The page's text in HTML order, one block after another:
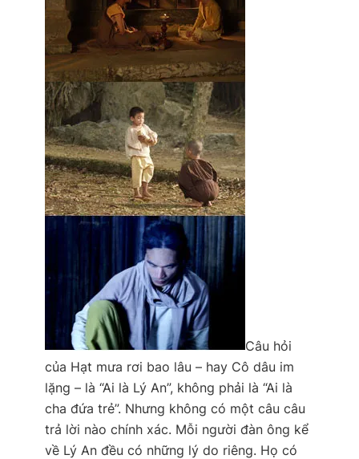
Câu hỏi
của Hạt mưa rơi bao lâu – hay Cô dâu im
lặng – là “Ai là Lý An”, không phải là “Ai là
cha đứa trẻ”. Nhưng không có một câu câu
trả lời nào chính xác. Mỗi người đàn ông kể
về Lý An đều có những lý do riêng. Họ có